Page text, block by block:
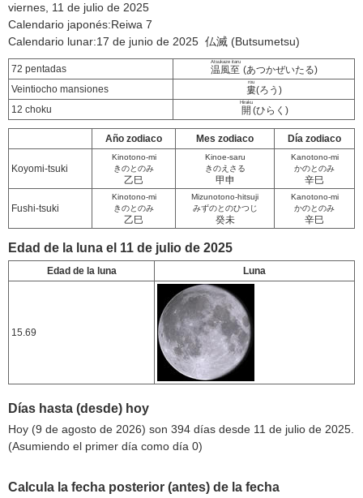
viernes, 11 de julio de 2025
Calendario japonés:Reiwa 7
Calendario lunar:17 de junio de 2025 仏滅 (Butsumetsu)
72 pentadas 温風至
Atsukaze itaru
(あつかぜいたる)
Veintiocho mansiones
婁
rou
(ろう)
12 choku
開
Hiraku
(ひらく)
Año zodiaco Mes zodiaco Día zodiaco
Koyomi-tsuki
Kinotono-mi
きのとのみ
乙巳
Kinoe-saru
きのえさる
甲申
Kanotono-mi
かのとのみ
辛巳
Fushi-tsuki
Kinotono-mi
きのとのみ
乙巳
Mizunotono-hitsuji
みずのとのひつじ
癸未
Kanotono-mi
かのとのみ
辛巳
Edad de la luna el 11 de julio de 2025
Edad de la luna Luna
15.69
Días hasta (desde) hoy
Hoy (9 de agosto de 2026) son 394 días desde 11 de julio de 2025.
(Asumiendo el primer día como día 0)
Calcula la fecha posterior (antes) de la fecha